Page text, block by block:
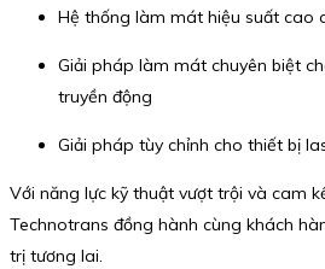
Hệ thống làm mát hiệu suất cao
Giải pháp làm mát chuyên biệt
truyền động
Giải pháp tùy chỉnh cho thiết bị
Với năng lực kỹ thuật vượt trội và cam
Technotrans đồng hành cùng khách
trị tương lai.